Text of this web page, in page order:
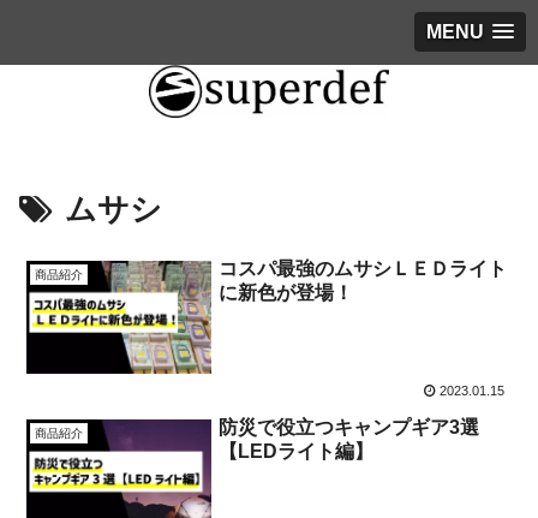
MENU
ムサシ
商品紹介
コスパ最強のムサシＬＥＤライト
に新色が登場！
2023.01.15
商品紹介
防災で役立つキャンプギア3選
【LEDライト編】